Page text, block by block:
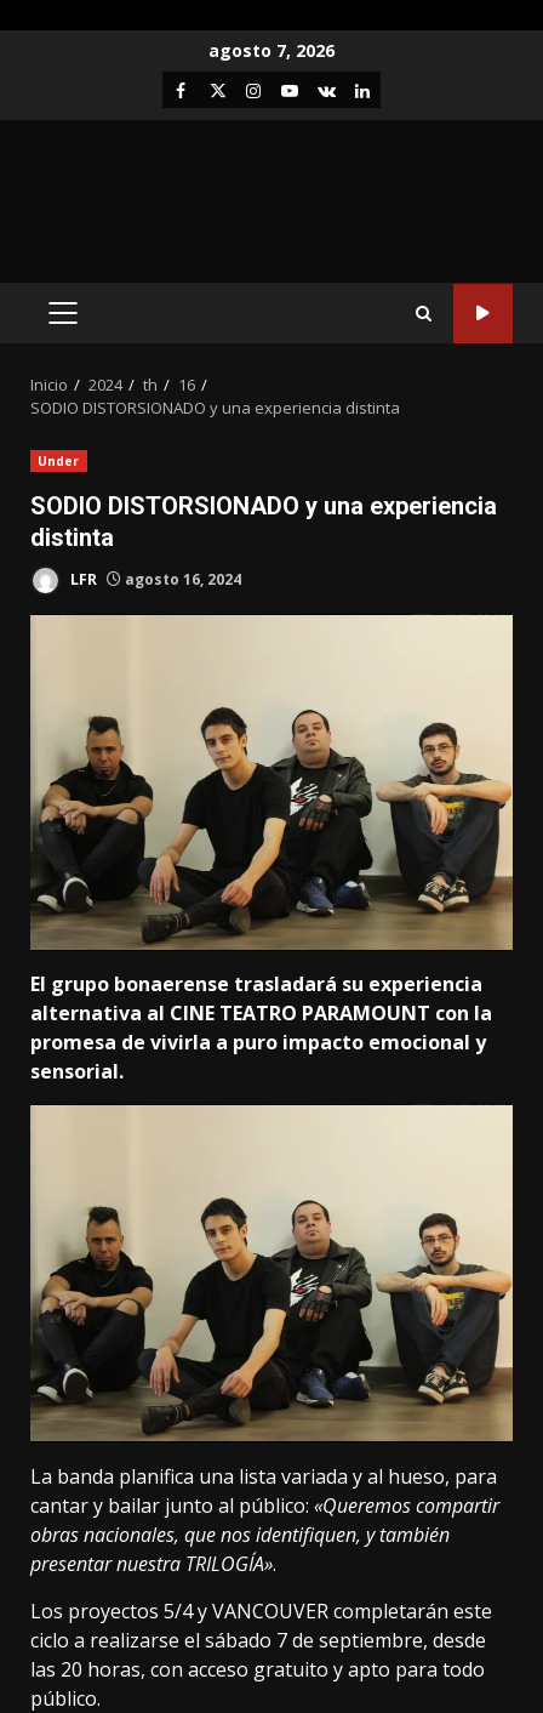
agosto 7, 2026
Facebook
TwitterInstagram
Youtube
VK LinkedIn
MENÚ
Inicio 2024 th
16
SODIO DISTORSIONADO y una experiencia distinta
Under
SODIO DISTORSIONADO y una experiencia
distinta
LFR agosto 16, 2024
El grupo bonaerense trasladará su experiencia
alternativa al CINE TEATRO PARAMOUNT con la
promesa de vivirla a puro impacto emocional y
sensorial.
La banda planifica una lista variada y al hueso, para
cantar y bailar junto al público: «Queremos compartir
obras nacionales, que nos identifiquen, y también
presentar nuestra TRILOGÍA».
Los proyectos 5/4 y VANCOUVER completarán este
ciclo a realizarse el sábado 7 de septiembre, desde
las 20 horas, con acceso gratuito y apto para todo
público.